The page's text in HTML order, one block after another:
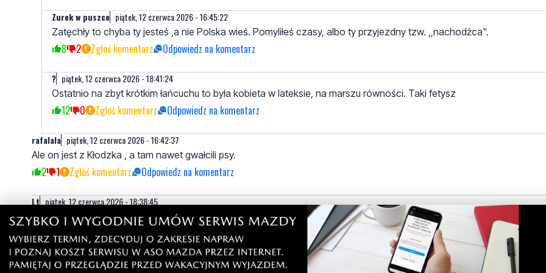
Zurek w puszce piątek, 12 czerwca 2026 - 16:45:22
Zatęchły to chyba ty jesteś ,a nie Polska wieś. Pomyliłeś czasy, albo ty przyjezdny tzw. ,,nachodżca".
8 2 Zgłoś komentarz Odpowiedz na komentarz
? piątek, 12 czerwca 2026 - 18:41:24
Ostatnio na zbyt krótkim łańcuchu to była kobieta w lateksie, na marszu równości. Taki fetysz
12 0 Zgłoś komentarz Odpowiedz na komentarz
rafalala piątek, 12 czerwca 2026 - 16:42:37
Ale on jest z Kłodzka , a tam nawet gwałcili psy.
2 1 Zgłoś komentarz Odpowiedz na komentarz
Lt piątek, 12 czerwca 2026 - 18:38:45
Kolego z kompleksami. Jak pies jest w małym mieszkaniu 33m2, często nawet bez spaceru, to wtedy ok?
10 2 Zgłoś komentarz Odpowiedz na komentarz
Ewa piątek, 12 czerwca 2026 - 22:46:11